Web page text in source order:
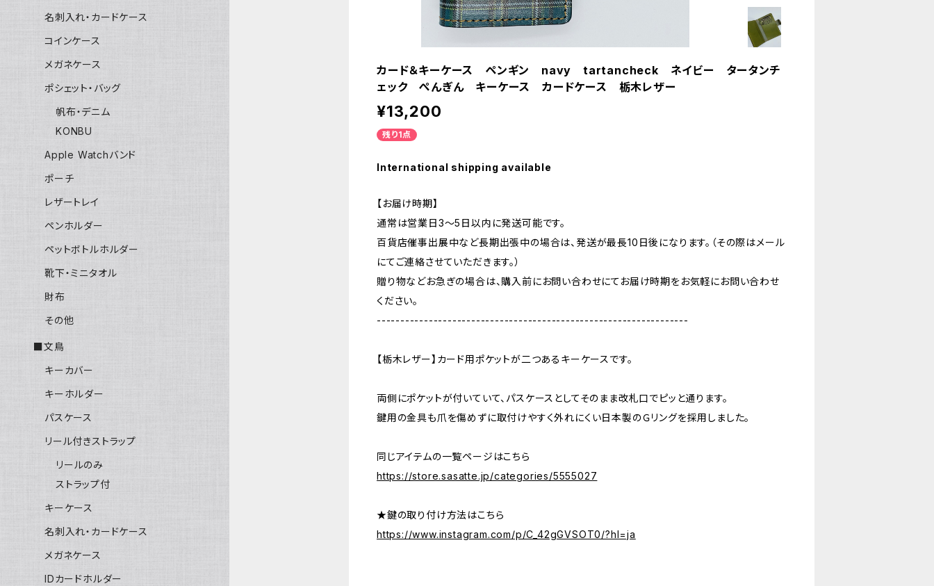
カード＆キーケース ペンギン navy tartancheck ネイビー タータンチ
ェック ぺんぎん キーケース カードケース 栃木レザー
¥13,200
残り1点
International shipping available
【お届け時期】
通常は営業日3〜5日以内に発送可能です。
百貨店催事出展中など長期出張中の場合は、発送が最長10日後になります。（その際はメール
にてご連絡させていただきます。）
贈り物などお急ぎの場合は、購入前にお問い合わせにてお届け時期をお気軽にお問い合わせ
ください。
------------------------------------------------------------------
【栃木レザー】カード用ポケットが二つあるキーケースです。
両側にポケットが付いていて、パスケースとしてそのまま改札口でピッと通ります。
鍵用の金具も爪を傷めずに取付けやすく外れにくい日本製のＧリングを採用しました。
同じアイテムの一覧ページはこちら
https://store.sasatte.jp/categories/5555027
★鍵の取り付け方法はこちら
https://www.instagram.com/p/C_42gGVSOT0/?hl=ja
名刺入れ・カードケース
コインケース
メガネケース
ポシェット・バッグ
帆布・デニム
KONBU
Apple Watchバンド
ポーチ
レザートレイ
ペンホルダー
ペットボトルホルダー
靴下・ミニタオル
財布
その他
■文鳥
キーカバー
キーホルダー
パスケース
リール付きストラップ
リールのみ
ストラップ付
キーケース
名刺入れ・カードケース
メガネケース
IDカードホルダー